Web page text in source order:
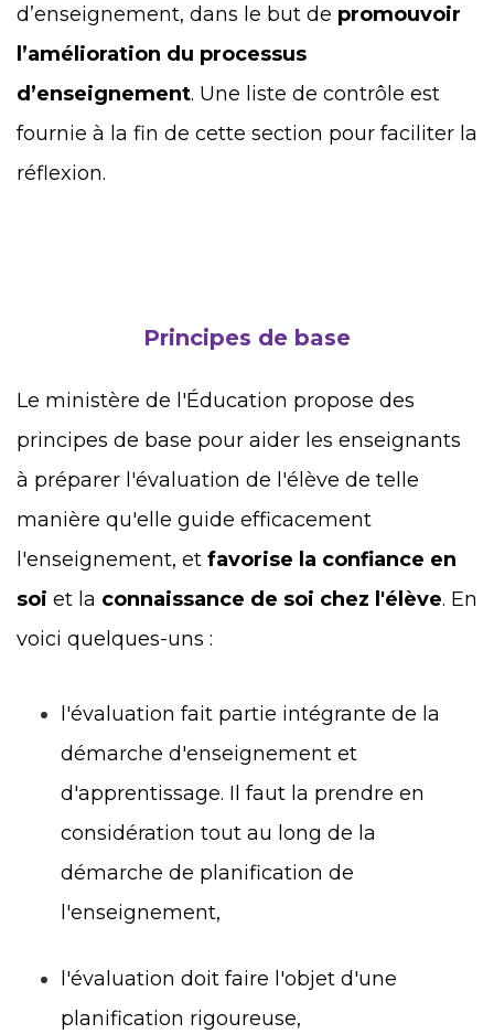
d’enseignement, dans le but de promouvoir
l’amélioration du processus
d’enseignement. Une liste de contrôle est
fournie à la fin de cette section pour faciliter la
réflexion.
Principes de base
Le ministère de l'Éducation propose des
principes de base pour aider les enseignants
à préparer l'évaluation de l'élève de telle
manière qu'elle guide efficacement
l'enseignement, et favorise la confiance en
soi et la connaissance de soi chez l'élève. En
voici quelques-uns :
l'évaluation fait partie intégrante de la
démarche d'enseignement et
d'apprentissage. Il faut la prendre en
considération tout au long de la
démarche de planification de
l'enseignement,
l'évaluation doit faire l'objet d'une
planification rigoureuse,